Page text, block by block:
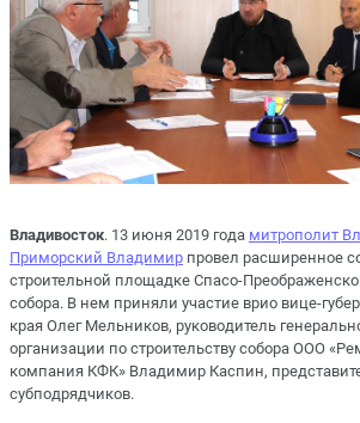
Владивосток. 13 июня 2019 года митрополит
Приморский Владимир провел расширенное
строительной площадке Спасо-
собора. В нем приняли участие врио вице-
края Олег Мельников, руководитель
организации по строительству собора ООО
компания КФК» Владимир Каспин,
субподрядчиков.